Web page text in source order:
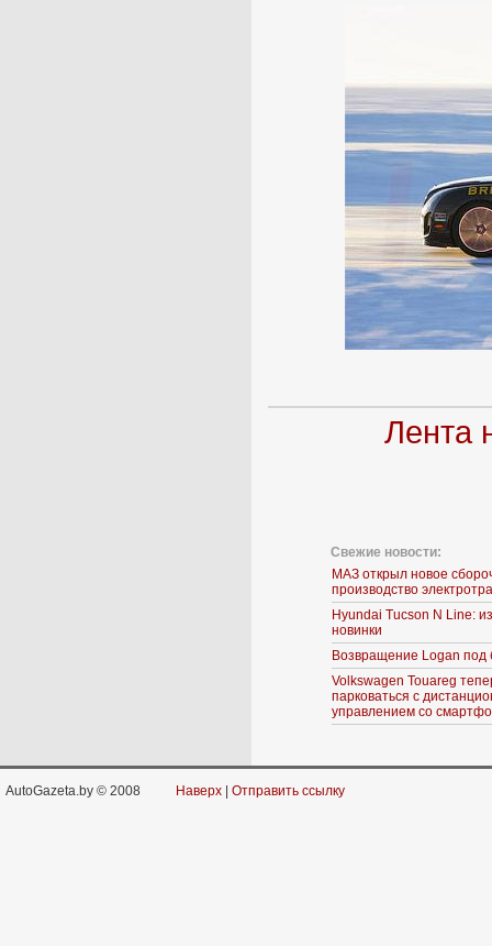
Лента
Свежие новости:
МАЗ открыл новое
производство
Hyundai Tucson N Line:
новинки
Возвращение Logan под
Volkswagen Touareg
парковаться с
управлением со
AutoGazeta.by © 2008 Наверх Отправить ссылку